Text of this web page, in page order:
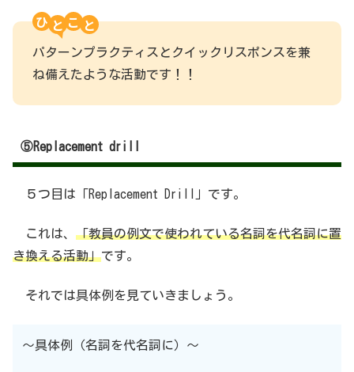
ひ こ
パターンプラクティスとクイックリスポンスを兼
ね備えたような活動です！！
⑤Replacement drill
５つ目は「Replacement Drill」です。
これは、 「教員の例文で使われている名詞を代名詞に置
き換える活動」です。
それでは具体例を見ていきましょう。
〜具体例（名詞を代名詞に）〜